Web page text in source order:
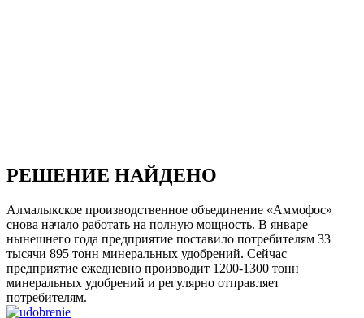
РЕШЕНИЕ НАЙДЕНО
Алмалыкское производственное объединение «Аммофос»
снова начало работать на полную мощность. В январе
нынешнего года предприятие поставило потребителям 33
тысячи 895 тонн минеральных удобрений. Сейчас
предприятие ежедневно производит 1200-1300 тонн
минеральных удобрений и регулярно отправляет
потребителям.